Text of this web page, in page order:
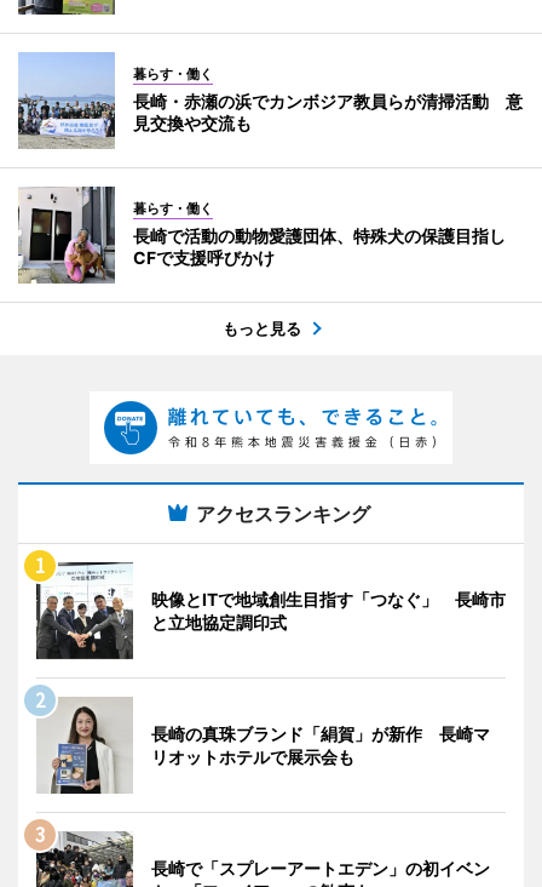
暮らす・働く
長崎・赤瀬の浜でカンボジア教員らが清掃活動 意
見交換や交流も
暮らす・働く
長崎で活動の動物愛護団体、特殊犬の保護目指し
CFで支援呼びかけ
もっと見る
アクセスランキング
映像とITで地域創生目指す「つなぐ」 長崎市
と立地協定調印式
長崎の真珠ブランド「絹賀」が新作 長崎マ
リオットホテルで展示会も
長崎で「スプレーアートエデン」の初イベン